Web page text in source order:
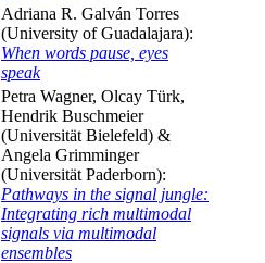
Adriana R. Galván Torres
(University of Guadalajara):
When words pause, eyes
speak
Petra Wagner, Olcay Türk,
Hendrik Buschmeier
(Universität Bielefeld) &
Angela Grimminger
(Universität Paderborn):
Pathways in the signal jungle:
Integrating rich multimodal
signals via multimodal
ensembles